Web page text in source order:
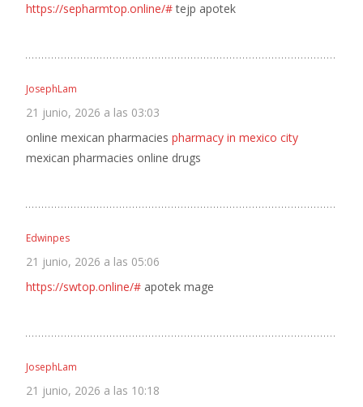
https://sepharmtop.online/#tejp apotek
JosephLam
21 junio, 2026 a las 03:03
online mexican pharmacies pharmacy in mexico city
mexican pharmacies online drugs
Edwinpes
21 junio, 2026 a las 05:06
https://swtop.online/# apotek mage
JosephLam
21 junio, 2026 a las 10:18